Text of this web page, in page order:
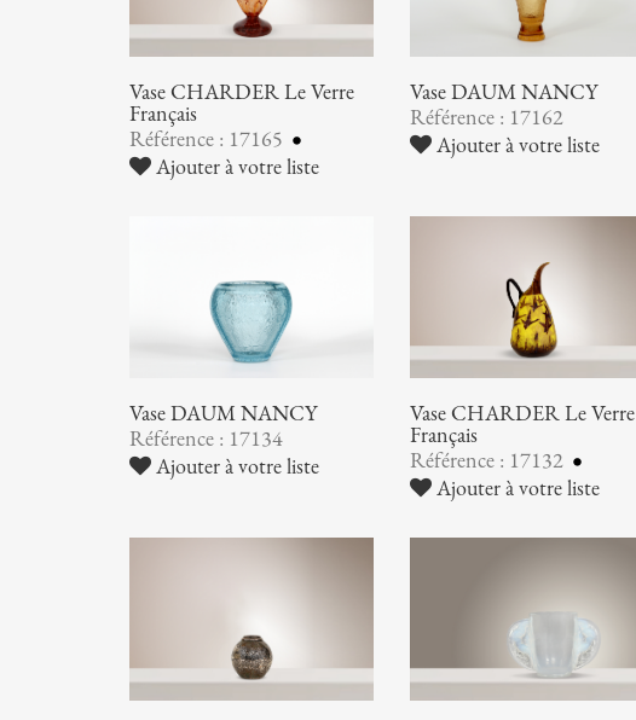
Vase CHARDER Le Verre
Français
Référence : 17165
Ajouter à votre liste
Vase DAUM NANCY
Référence : 17162
Ajouter à votre liste
Vase DAUM NANCY
Référence : 17134
Ajouter à votre liste
Vase CHARDER Le Verre
Français
Référence : 17132
Ajouter à votre liste